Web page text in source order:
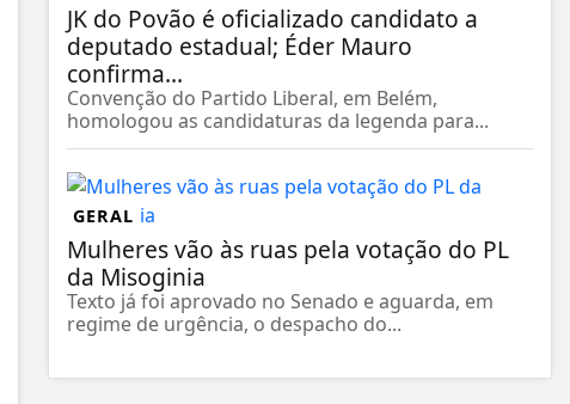
JK do Povão é oficializado candidato a
deputado estadual; Éder Mauro
confirma...
Convenção do Partido Liberal, em Belém,
homologou as candidaturas da legenda para...
GERAL
Mulheres vão às ruas pela votação do PL
da Misoginia
Texto já foi aprovado no Senado e aguarda, em
regime de urgência, o despacho do...